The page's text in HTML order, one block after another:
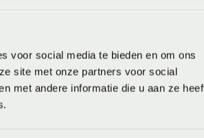
voor social media te bieden en om ons
site met onze partners voor social
met andere informatie die u aan ze
kiest voor